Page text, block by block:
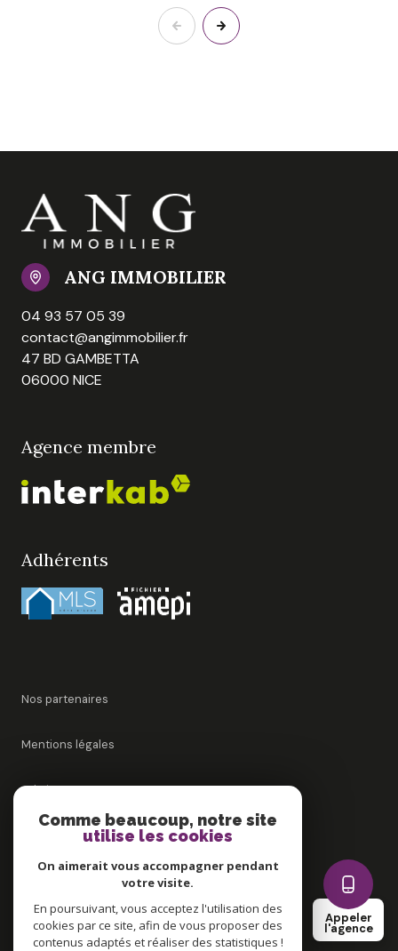
Appeler
l'agence
ANG IMMOBILIER
04 93 57 05 39
contact@angimmobilier.fr
47 BD GAMBETTA
06000 NICE
Agence membre
Adhérents
Nos partenaires
Mentions légales
Admin
Nos honoraires
Cookies
Comme beaucoup, notre site
utilise les cookies
On aimerait vous accompagner pendant
votre visite.
En poursuivant, vous acceptez l'utilisation des
cookies par ce site, afin de vous proposer des
contenus adaptés et réaliser des statistiques !